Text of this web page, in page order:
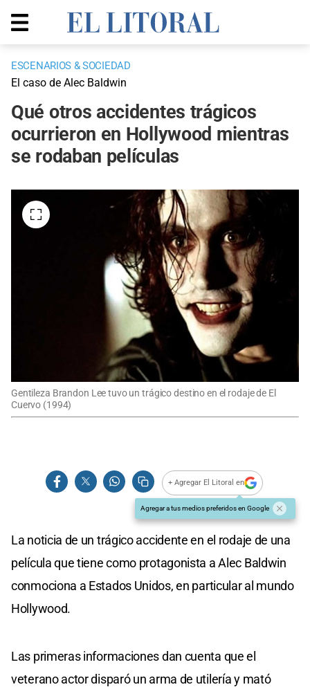
ESCENARIOS & SOCIEDAD
El caso de Alec Baldwin
Qué otros accidentes trágicos
ocurrieron en Hollywood mientras
se rodaban películas
Gentileza Brandon Lee tuvo un trágico destino en el rodaje de El
Cuervo (1994)
+ Agregar El Litoral en
Agregar a tus medios preferidos en Google
La noticia de un trágico accidente en el rodaje de una
película que tiene como protagonista a Alec Baldwin
conmociona a Estados Unidos, en particular al mundo
Hollywood.
Las primeras informaciones dan cuenta que el
veterano actor disparó un arma de utilería y mató